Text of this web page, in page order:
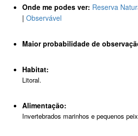
Onde me podes ver: Reserva
| Observável
Maior probabilidade de
Habitat:
Litoral.
Alimentação:
Invertebrados marinhos e pequenos